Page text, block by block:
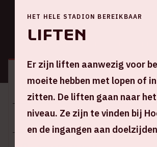
Donderdag 27 april 2023
Locatie en tijd
Do 27 april 2023
HET HELE STADION BEREIKBAAR
Liften
Er zijn liften aanwezig voor
moeite hebben met lopen of
zitten. De liften gaan naar
niveau. Ze zijn te vinden bij
en de ingangen aan doelzijden